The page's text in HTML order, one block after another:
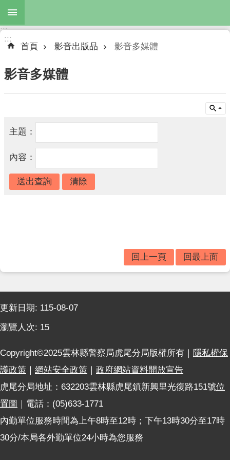
跳到主要內容區塊
階
尋
布
機
關
簡
民
場
便
服
務
政
府
資
訊
公
:::
:::
首頁 影音出版品 影音多媒體
影音多媒體
主題：
內容：
回上一頁 回最上面
更新日期: 115-08-07
瀏覽人次: 15
Copyright©2025雲林縣警察局虎尾分局版權所有｜ 隱私權保
護政策 ｜ 網站安全政策 ｜ 政府網站資料開放宣告
虎尾分局地址：632203雲林縣虎尾鎮新興里光復路151號位
置圖 ｜電話：(05)633-1771
內勤單位服務時間為上午8時至12時；下午13時30分至17時
30分/本局各外勤單位24小時為您服務